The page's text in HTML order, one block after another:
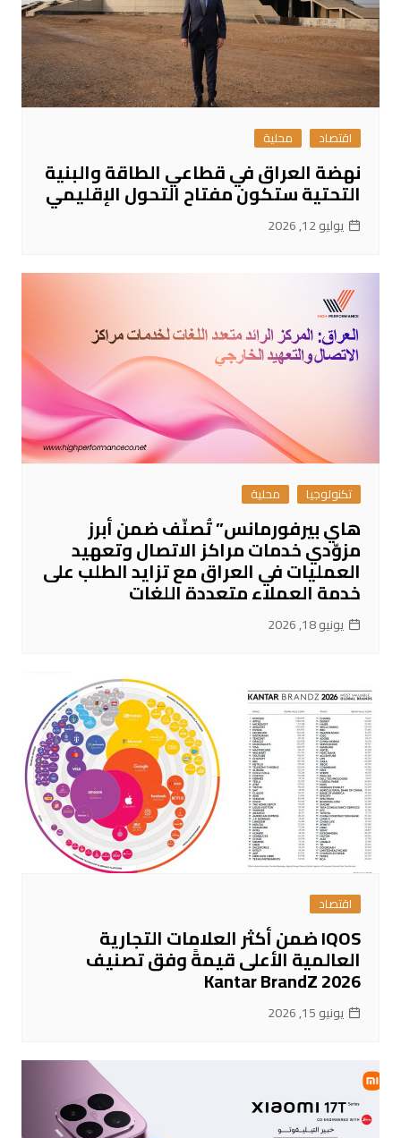
اقتصاد محلية
نهضة العراق في قطاعي الطاقة والبنية
التحتية ستكون مفتاح التحول الإقليمي
يوليو 12, 2026
تكنولوجيا محلية
هاي بيرفورمانس” تُصنّف ضمن أبرز
مزوّدي خدمات مراكز الاتصال وتعهيد
العمليات في العراق مع تزايد الطلب على
خدمة العملاء متعددة اللغات
يونيو 18, 2026
اقتصاد
IQOS ضمن أكثر العلامات التجارية
العالمية الأعلى قيمةً وفق تصنيف
Kantar BrandZ 2026
يونيو 15, 2026